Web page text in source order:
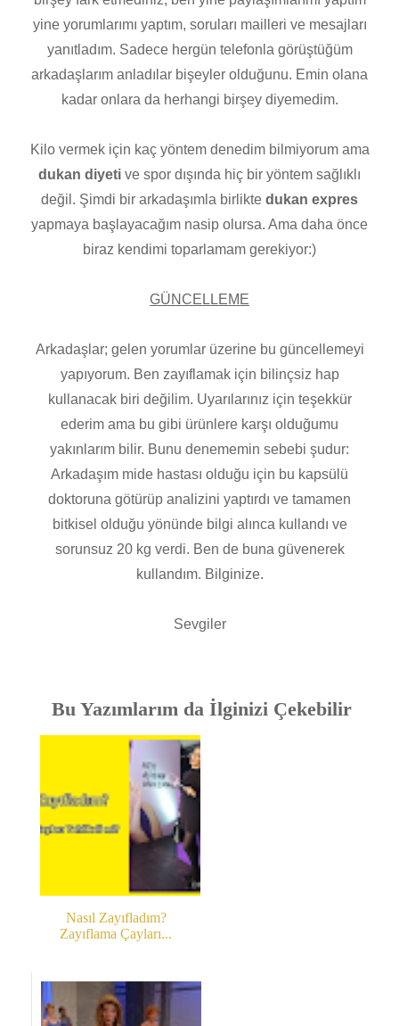
yine yorumlarımı yaptım, soruları mailleri ve mesajları
yanıtladım. Sadece hergün telefonla görüştüğüm
arkadaşlarım anladılar bişeyler olduğunu. Emin olana
kadar onlara da herhangi birşey diyemedim.
Kilo vermek için kaç yöntem denedim bilmiyorum ama
dukan diyeti ve spor dışında hiç bir yöntem sağlıklı
değil. Şimdi bir arkadaşımla birlikte dukan expres
yapmaya başlayacağım nasip olursa. Ama daha önce
biraz kendimi toparlamam gerekiyor:)
GÜNCELLEME
Arkadaşlar; gelen yorumlar üzerine bu güncellemeyi
yapıyorum. Ben zayıflamak için bilinçsiz hap
kullanacak biri değilim. Uyarılarınız için teşekkür
ederim ama bu gibi ürünlere karşı olduğumu
yakınlarım bilir. Bunu denememin sebebi şudur:
Arkadaşım mide hastası olduğu için bu kapsülü
doktoruna götürüp analizini yaptırdı ve tamamen
bitkisel olduğu yönünde bilgi alınca kullandı ve
sorunsuz 20 kg verdi. Ben de buna güvenerek
kullandım. Bilginize.
Sevgiler
Bu Yazımlarım da İlginizi Çekebilir
Nasıl Zayıfladım?
Zayıflama Çayları...